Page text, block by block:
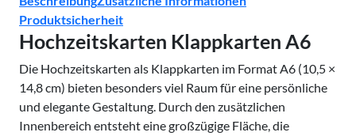
Produktsicherheit
Hochzeitskarten Klappkarten A6
Die Hochzeitskarten als Klappkarten im Format A6 (10,5 ×
14,8 cm) bieten besonders viel Raum für eine persönliche
und elegante Gestaltung. Durch den zusätzlichen
Innenbereich entsteht eine großzügige Fläche, die